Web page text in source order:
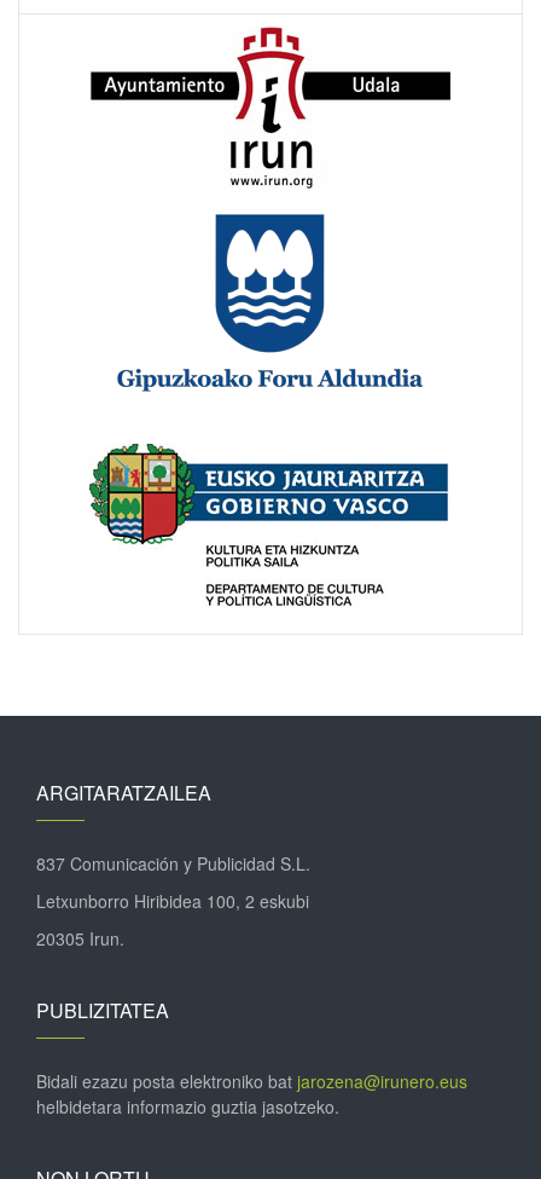
ARGITARATZAILEA
837 Comunicación y Publicidad S.L.
Letxunborro Hiribidea 100, 2 eskubi
20305 Irun.
PUBLIZITATEA
Bidali ezazu posta elektroniko bat jarozena@irunero.eus
helbidetara informazio guztia jasotzeko.